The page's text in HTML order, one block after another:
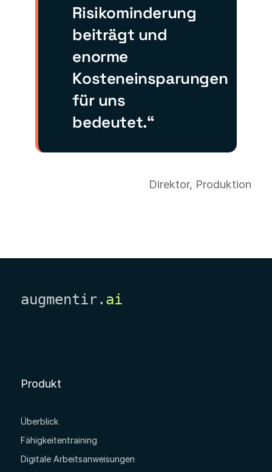
Risikominderung
beiträgt und
enorme
Kosteneinsparungen
für uns
bedeutet.“
Direktor, Produktion
augmentir. ai
Produkt
Überblick
Fähigkeitentraining
Digitale Arbeitsanweisungen